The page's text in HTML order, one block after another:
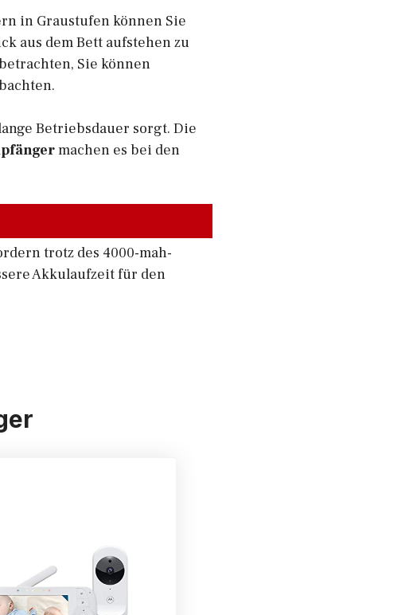
in Graustufen können Sie
aus dem Bett aufstehen zu
Sie können
Betriebsdauer sorgt. Die
machen es bei den
trotz des 4000-mah-
Akkulaufzeit für den